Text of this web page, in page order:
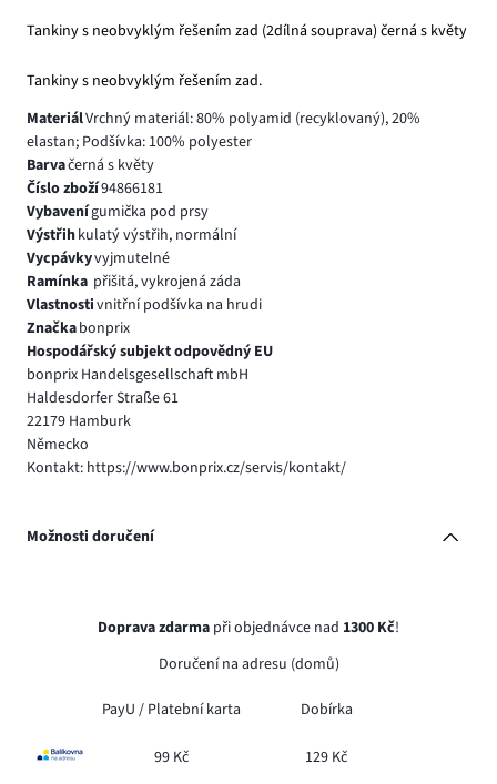
Tankiny s neobvyklým řešením zad (2dílná souprava) černá s květy
Tankiny s neobvyklým řešením zad.
MateriálVrchný materiál: 80% polyamid (recyklovaný), 20%
elastan; Podšívka: 100% polyester
Barvačerná s květy
Číslo zboží94866181
Vybavenígumička pod prsy
Výstřihkulatý výstřih, normální
Vycpávkyvyjmutelné
Ramínka přišitá, vykrojená záda
Vlastnostivnitřní podšívka na hrudi
Značkabonprix
Hospodářský subjekt odpovědný EU
bonprix Handelsgesellschaft mbH
Haldesdorfer Straße 61
22179 Hamburk
Německo
Kontakt: https://www.bonprix.cz/servis/kontakt/
Možnosti doručení
Doprava zdarma při objednávce nad 1300 Kč!
Doručení na adresu (domů)
PayU / Platební karta Dobírka
99 Kč 129 Kč